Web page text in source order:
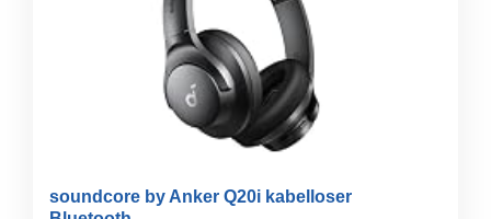
soundcore by Anker Q20i kabelloser